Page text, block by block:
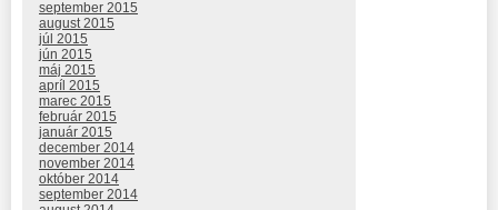
september 2015
august 2015
júl 2015
jún 2015
máj 2015
apríl 2015
marec 2015
február 2015
január 2015
december 2014
november 2014
október 2014
september 2014